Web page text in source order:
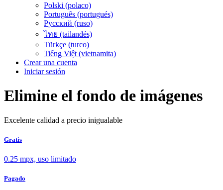
Polski (polaco)
Português (portugués)
Русский (ruso)
ไทย (tailandés)
Türkçe (turco)
Tiếng Việt (vietnamita)
Crear una cuenta
Iniciar sesión
Elimine el fondo de imágenes
Excelente calidad a precio inigualable
Gratis
0.25 mpx, uso limitado
Pagado